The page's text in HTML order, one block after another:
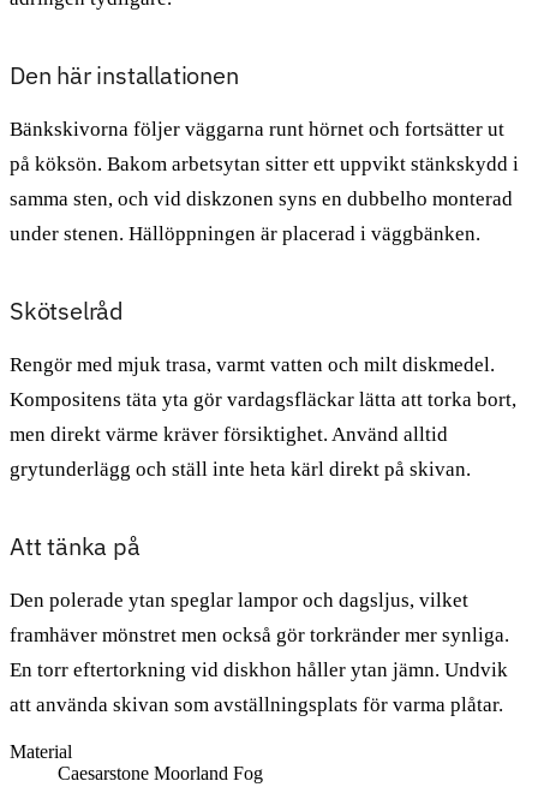
Den här installationen
Bänkskivorna följer väggarna runt hörnet och fortsätter ut
på köksön. Bakom arbetsytan sitter ett uppvikt stänkskydd i
samma sten, och vid diskzonen syns en dubbelho monterad
under stenen. Hällöppningen är placerad i väggbänken.
Skötselråd
Rengör med mjuk trasa, varmt vatten och milt diskmedel.
Kompositens täta yta gör vardagsfläckar lätta att torka bort,
men direkt värme kräver försiktighet. Använd alltid
grytunderlägg och ställ inte heta kärl direkt på skivan.
Att tänka på
Den polerade ytan speglar lampor och dagsljus, vilket
framhäver mönstret men också gör torkränder mer synliga.
En torr eftertorkning vid diskhon håller ytan jämn. Undvik
att använda skivan som avställningsplats för varma plåtar.
Material
Caesarstone Moorland Fog